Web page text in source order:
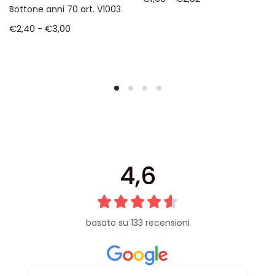
Bottone anni 70 art. V1003
€2,40 - €3,00
4,6
basato su 133 recensioni